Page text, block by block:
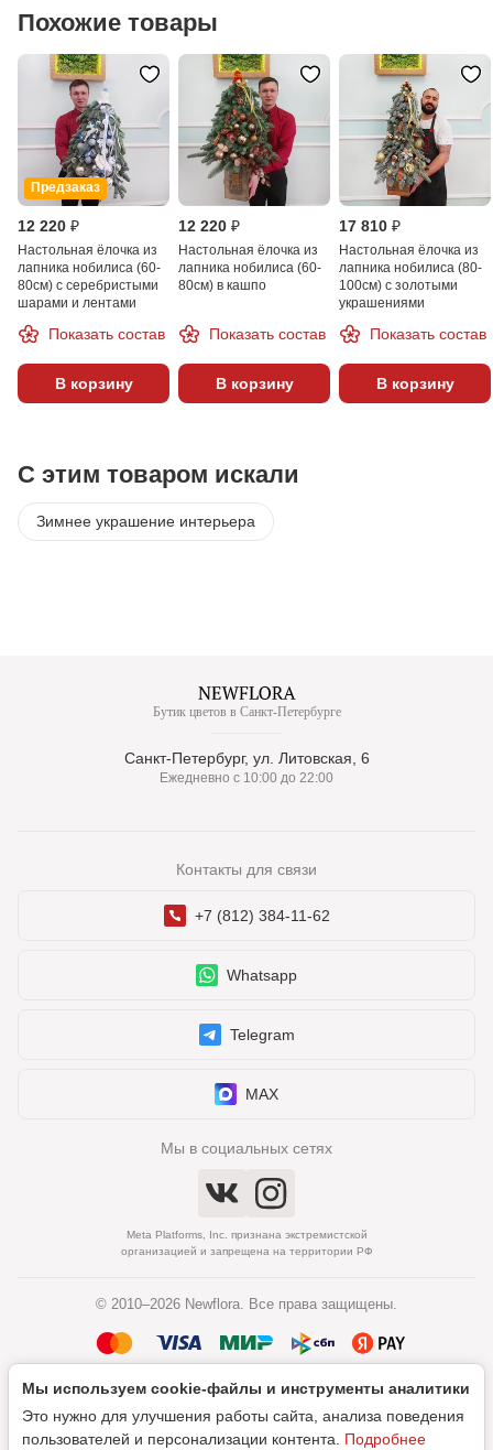
Похожие товары
Предзаказ
12 220 ₽
Настольная ёлочка из
лапника нобилиса (60-
80см) с серебристыми
шарами и лентами
Показать состав
В корзину
12 220 ₽
Настольная ёлочка из
лапника нобилиса (60-
80см) в кашпо
Показать состав
В корзину
17 810 ₽
Настольная ёлочка из
лапника нобилиса (80-
100см) с золотыми
украшениями
Показать состав
В корзину
С этим товаром искали
Зимнее украшение интерьера
Бутик цветов в Санкт-Петербурге
Санкт-Петербург, ул. Литовская, 6
Ежедневно с 10:00 до 22:00
Контакты для связи
+7 (812) 384-11-62
Whatsapp
Telegram
MAX
Мы в социальных сетях
Meta Platforms, Inc. признана экстремистской
организацией и запрещена на территории РФ
© 2010–2026 Newflora. Все права защищены.
Политика обработки персональных данных
Согласие на обработку персональных данных
Мы используем cookie‑файлы и инструменты аналитики
Это нужно для улучшения работы сайта, анализа поведения
пользователей и персонализации контента. Подробнее